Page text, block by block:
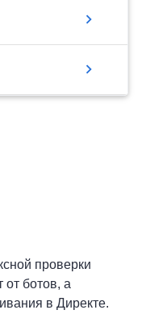
chevron_right
chevron_right
проверки
ботов, а
в Директе.